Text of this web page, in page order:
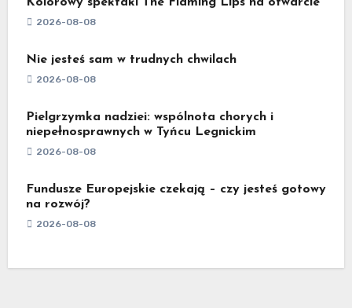
2026-08-08
Nie jesteś sam w trudnych chwilach
2026-08-08
Pielgrzymka nadziei: wspólnota chorych i
niepełnosprawnych w Tyńcu Legnickim
2026-08-08
Fundusze Europejskie czekają – czy jesteś gotowy
na rozwój?
2026-08-08